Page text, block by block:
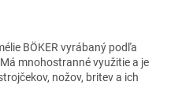
BÖKER vyrábaný podľa
mnohostranné využitie a je
nožov, britev a ich